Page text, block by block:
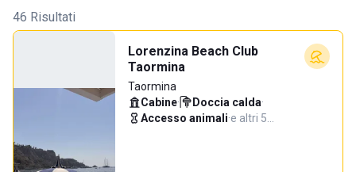
46 Risultati
Lorenzina Beach Club
Taormina
Taormina
Cabine· Doccia calda·
Accesso animali·e altri 5…